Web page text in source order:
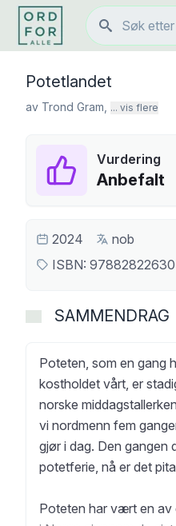
Potetlandet
av Trond Gram ... vis flere
Vurdering
Anbefalt
2024
nob
ISBN:
SAMMENDRAG
Poteten, som en gang
kostholdet vårt, er
norske
vi nordmenn fem
gjør i dag. Den gangen
potetferie, nå er det
Poteten har vært en av